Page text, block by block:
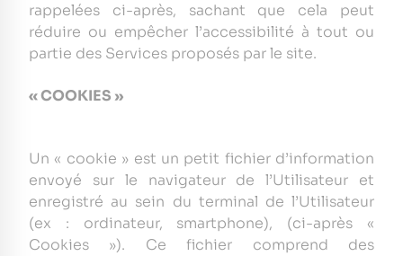
rappelées ci-après, sachant que cela peut
réduire ou empêcher l’accessibilité à tout ou
partie des Services proposés par le site.
« COOKIES »
Un « cookie » est un petit fichier d’information
envoyé sur le navigateur de l’Utilisateur et
enregistré au sein du terminal de l’Utilisateur
(ex : ordinateur, smartphone), (ci-après «
Cookies »). Ce fichier comprend des